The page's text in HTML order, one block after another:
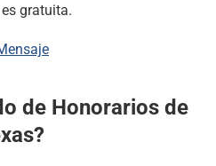
gratuita.
de Honorarios de